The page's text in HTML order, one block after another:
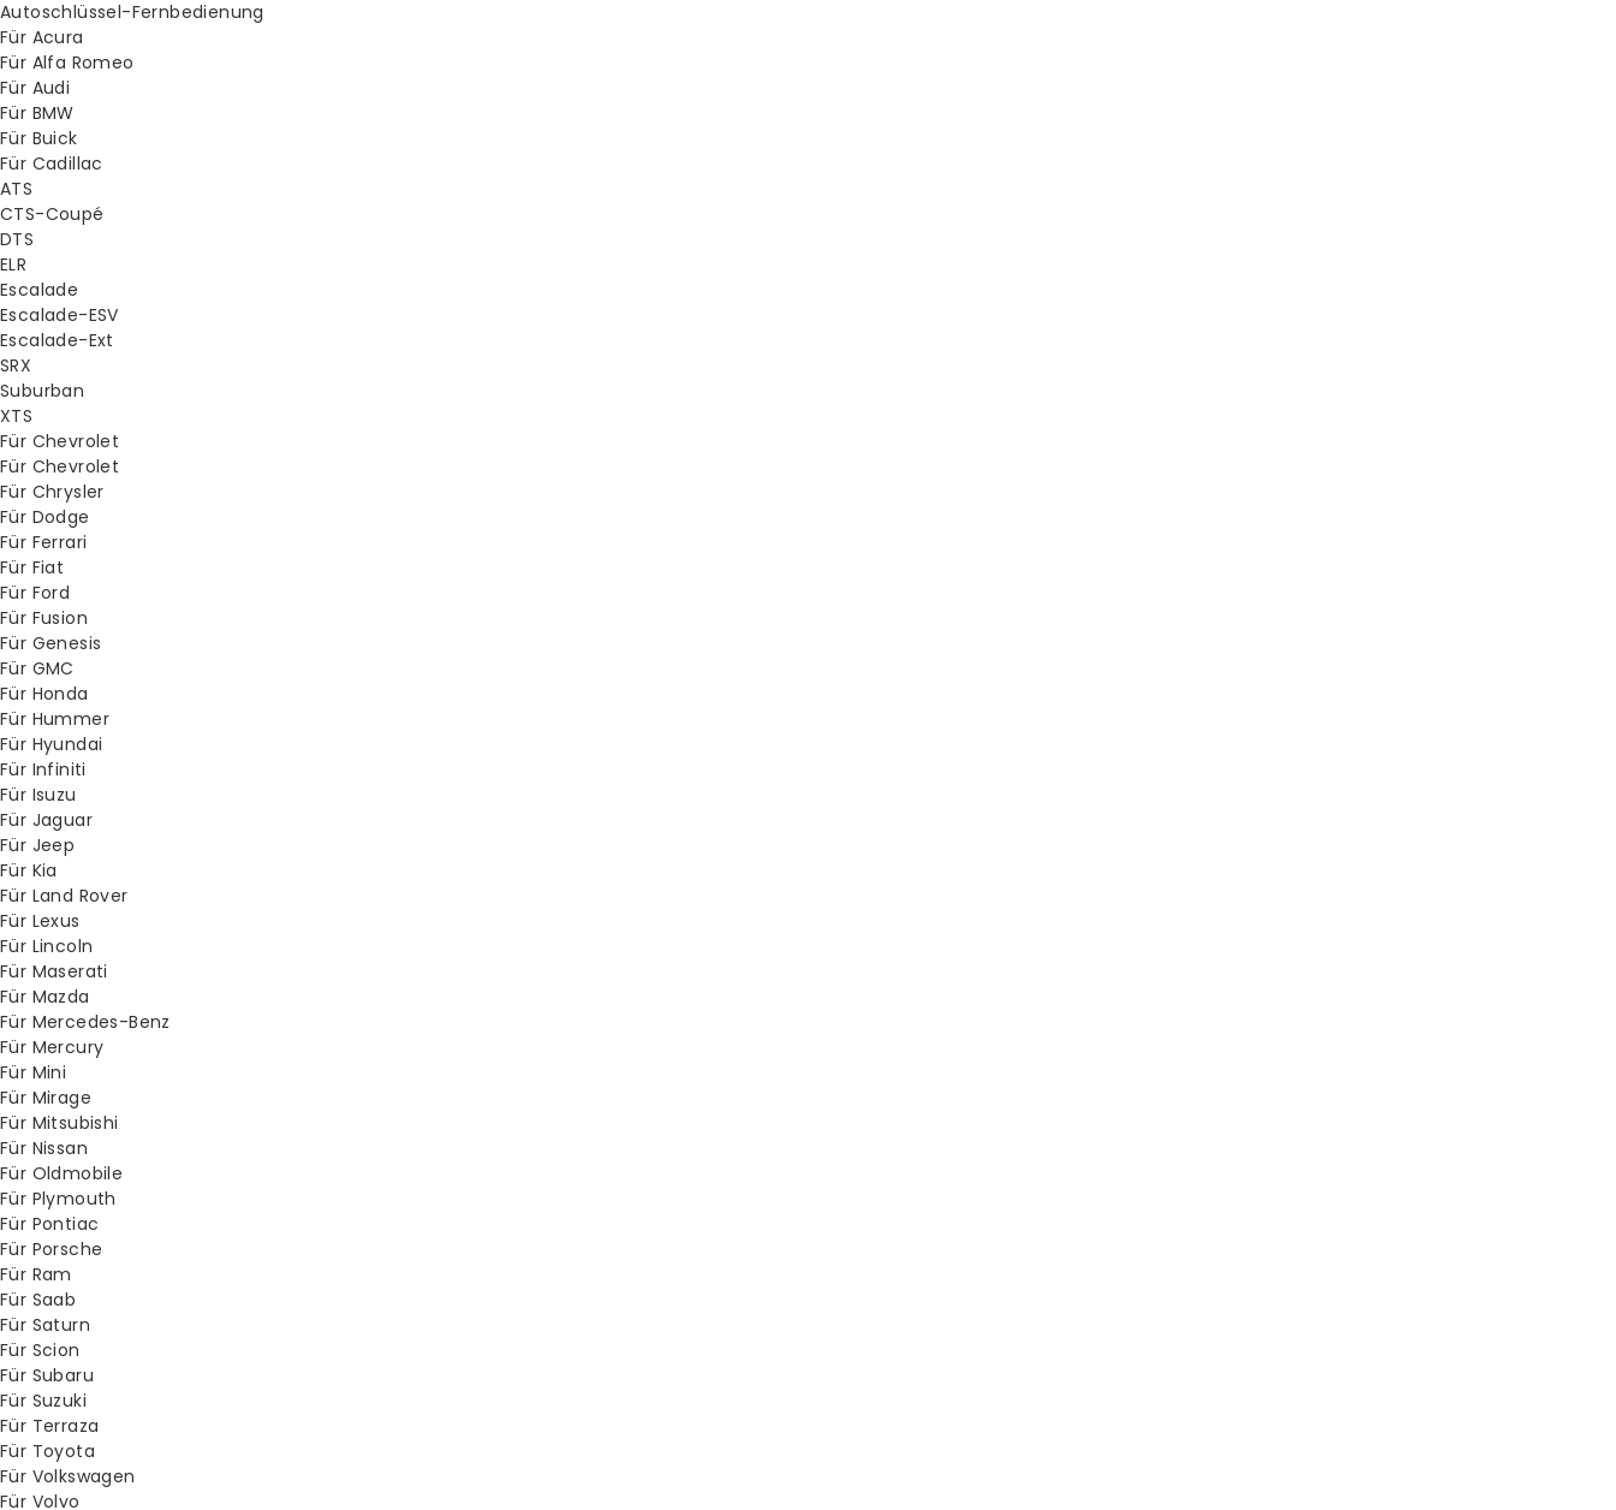
Autoschlüssel-Fernbedienung
Für Acura
Für Alfa Romeo
Für Audi
Für BMW
Für Buick
Für Cadillac
ATS
CTS-Coupé
DTS
ELR
Escalade
Escalade-ESV
Escalade-Ext
SRX
Suburban
XTS
Für Chevrolet
Für Chevrolet
Für Chrysler
Für Dodge
Für Ferrari
Für Fiat
Für Ford
Für Fusion
Für Genesis
Für GMC
Für Honda
Für Hummer
Für Hyundai
Für Infiniti
Für Isuzu
Für Jaguar
Für Jeep
Für Kia
Für Land Rover
Für Lexus
Für Lincoln
Für Maserati
Für Mazda
Für Mercedes-Benz
Für Mercury
Für Mini
Für Mirage
Für Mitsubishi
Für Nissan
Für Oldmobile
Für Plymouth
Für Pontiac
Für Porsche
Für Ram
Für Saab
Für Saturn
Für Scion
Für Subaru
Für Suzuki
Für Terraza
Für Toyota
Für Volkswagen
Für Volvo